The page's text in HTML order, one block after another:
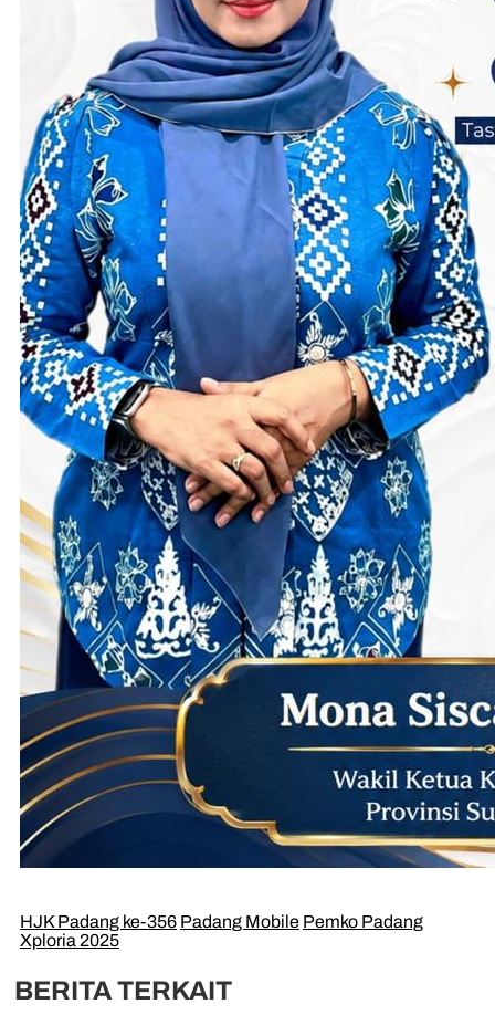
HJK Padang ke-356 Padang Mobile Pemko Padang
Xploria 2025
BERITA TERKAIT